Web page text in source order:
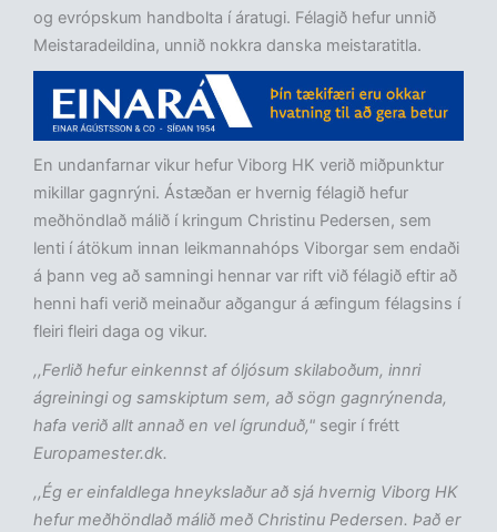
og evrópskum handbolta í áratugi. Félagið hefur unnið
Meistaradeildina, unnið nokkra danska meistaratitla.
En undanfarnar vikur hefur Viborg HK verið miðpunktur
mikillar gagnrýni. Ástæðan er hvernig félagið hefur
meðhöndlað málið í kringum Christinu Pedersen, sem
lenti í átökum innan leikmannahóps Viborgar sem endaði
á þann veg að samningi hennar var rift við félagið eftir að
henni hafi verið meinaður aðgangur á æfingum félagsins í
fleiri fleiri daga og vikur.
,,Ferlið hefur einkennst af óljósum skilaboðum, innri
ágreiningi og samskiptum sem, að sögn gagnrýnenda,
hafa verið allt annað en vel ígrunduð," segir í frétt
Europamester.dk.
,,Ég er einfaldlega hneykslaður að sjá hvernig Viborg HK
hefur meðhöndlað málið með Christinu Pedersen. Það er